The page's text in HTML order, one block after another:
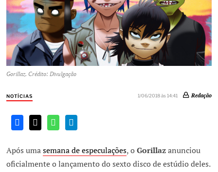
Gorillaz. Crédito: Divulgação
NOTÍCIAS 1/06/2018 às 14:41 Redação
Após umasemana de especulações, oGorillazanunciou
oficialmente o lançamento do sexto disco de estúdio deles.